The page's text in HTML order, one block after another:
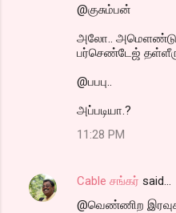
@குசும்பன்
அலோ.. அமெளண்டு
பர்செண்டேஜ்
@பபபு..
அப்படியா.?
11:28 PM
Cable சங்கர் said…
@வெண்ணிற